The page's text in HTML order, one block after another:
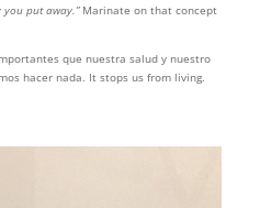
you put away.” Marinate on that concept
que nuestra salud y nuestro
hacer nada. It stops us from living.